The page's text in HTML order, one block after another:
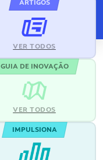
ARTIGOS
VER TODOS
GUIA DE INOVAÇÃO
VER TODOS
IMPULSIONA